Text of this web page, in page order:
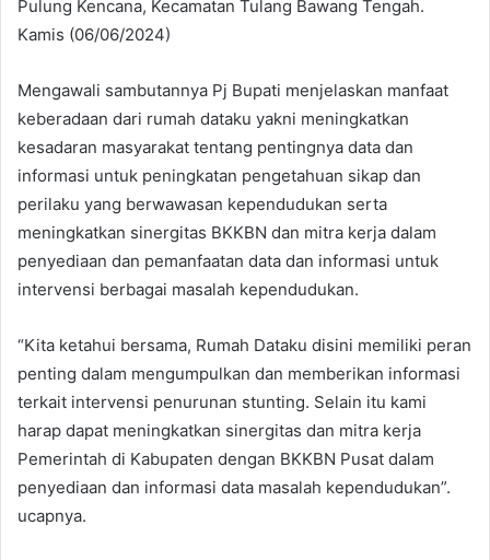
Pulung Kencana, Kecamatan Tulang Bawang Tengah.
Kamis (06/06/2024)
Mengawali sambutannya Pj Bupati menjelaskan manfaat
keberadaan dari rumah dataku yakni meningkatkan
kesadaran masyarakat tentang pentingnya data dan
informasi untuk peningkatan pengetahuan sikap dan
perilaku yang berwawasan kependudukan serta
meningkatkan sinergitas BKKBN dan mitra kerja dalam
penyediaan dan pemanfaatan data dan informasi untuk
intervensi berbagai masalah kependudukan.
“Kita ketahui bersama, Rumah Dataku disini memiliki peran
penting dalam mengumpulkan dan memberikan informasi
terkait intervensi penurunan stunting. Selain itu kami
harap dapat meningkatkan sinergitas dan mitra kerja
Pemerintah di Kabupaten dengan BKKBN Pusat dalam
penyediaan dan informasi data masalah kependudukan”.
ucapnya.